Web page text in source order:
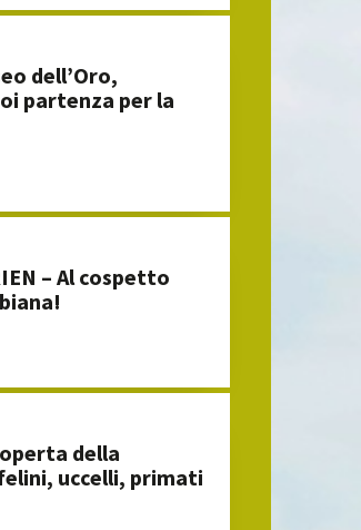
dell’Oro,
partenza per la
– Al cospetto
della
uccelli, primati